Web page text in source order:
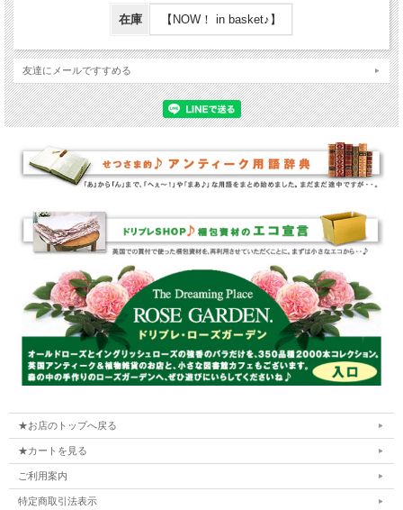
在庫 【NOW！ in basket♪】
友達にメールですすめる
★お店のトップへ戻る
★カートを見る
ご利用案内
特定商取引法表示